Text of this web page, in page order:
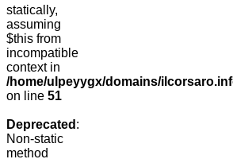
statically,
assuming
$this from
incompatible
context in
/home/ulpeyygx/domains/
on line 51
Deprecated :
Non-static
method